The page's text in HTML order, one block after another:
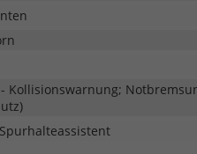
- Kollisionswarnung;
Spurhalteassistent